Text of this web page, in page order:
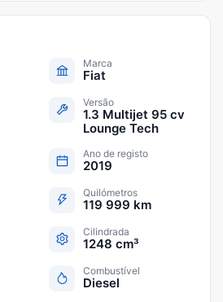
Marca
Fiat
Versão
1.3 Multijet 95 cv
Lounge Tech
Ano de registo
2019
Quilómetros
119 999 km
Cilindrada
1248 cm³
Combustível
Diesel